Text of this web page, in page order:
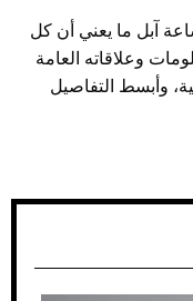
آبل ما يعني أن كل
وعلاقاته العامة
وأبسط التفاصيل